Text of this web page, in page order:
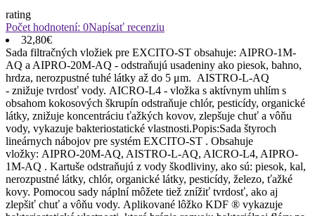
rating
Počet hodnotení: 0Napísať recenziu
32,80€
Sada filtračných vložiek pre EXCITO-ST obsahuje: AIPRO-1M-
AQ a AIPRO-20M-AQ - odstraňujú usadeniny ako piesok, bahno,
hrdza, nerozpustné tuhé látky až do 5 μm. AISTRO-L-AQ
- znižuje tvrdosť vody. AICRO-L4 - vložka s aktívnym uhlím s
obsahom kokosových škrupín odstraňuje chlór, pesticídy, organické
látky, znižuje koncentráciu ťažkých kovov, zlepšuje chuť a vôňu
vody, vykazuje bakteriostatické vlastnosti.Popis:Sada štyroch
lineárnych nábojov pre systém EXCITO-ST . Obsahuje
vložky: AIPRO-20M-AQ, AISTRO-L-AQ, AICRO-L4, AIPRO-
1M-AQ . Kartuše odstraňujú z vody škodliviny, ako sú: piesok, kal,
nerozpustné látky, chlór, organické látky, pesticídy, železo, ťažké
kovy. Pomocou sady náplní môžete tiež znížiť tvrdosť, ako aj
zlepšiť chuť a vôňu vody. Aplikované lôžko KDF ® vykazuje